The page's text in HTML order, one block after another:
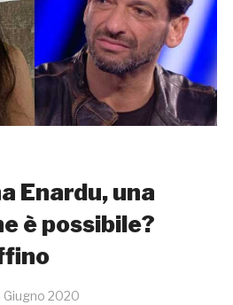
Enardu, una
è possibile?
Giugno 2020